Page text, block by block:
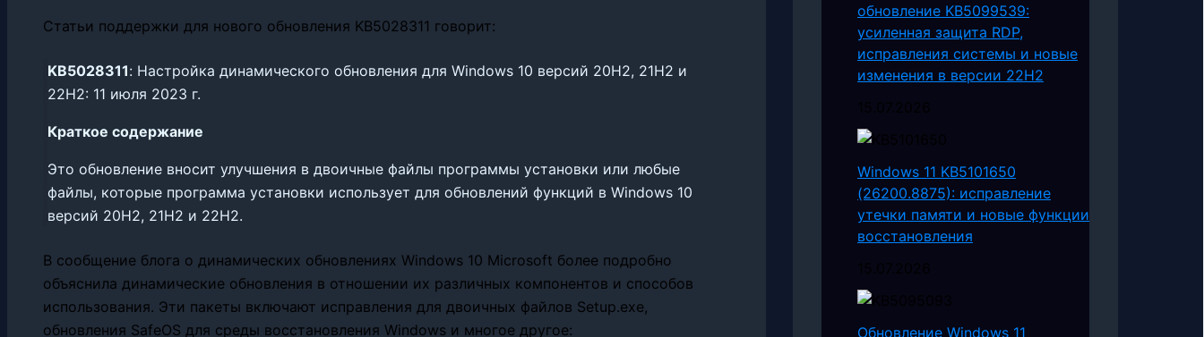
Статьи поддержки для нового обновления KB5028311 говорит:
KB5028311: Настройка динамического обновления для Windows 10 версий 20H2, 21H2 и
22H2: 11 июля 2023 г.
Краткое содержание
Это обновление вносит улучшения в двоичные файлы программы установки или любые
файлы, которые программа установки использует для обновлений функций в Windows 10
версий 20H2, 21H2 и 22H2.
В сообщение блога о динамических обновлениях Windows 10 Microsoft более подробно
объяснила динамические обновления в отношении их различных компонентов и способов
использования. Эти пакеты включают исправления для двоичных файлов Setup.exe,
обновления SafeOS для среды восстановления Windows и многое другое:
обновление KB5099539:
усиленная защита RDP,
исправления системы и новые
изменения в версии 22H2
Windows 11 KB5101650
(26200.8875): исправление
утечки памяти и новые функции
восстановления
Обновление Windows 11